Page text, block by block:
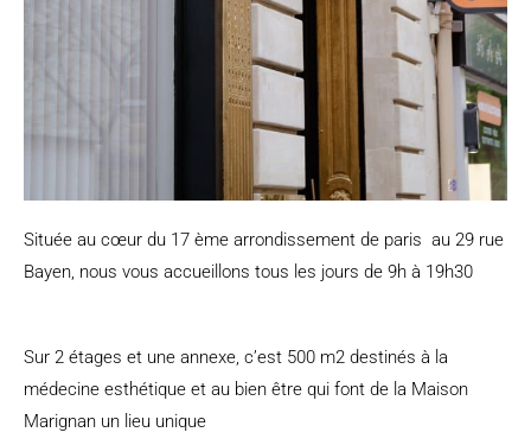
Située au cœur du 17 ème arrondissement de paris au 29 rue
Bayen, nous vous accueillons tous les jours de 9h à 19h30
Sur 2 étages et une annexe, c’est 500 m2 destinés à la
médecine esthétique et au bien être qui font de la Maison
Marignan un lieu unique